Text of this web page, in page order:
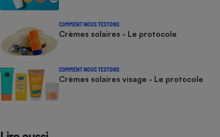
COMMENT NOUS TESTONS
Crèmes solaires - Le protocole
COMMENT NOUS TESTONS
Crèmes solaires visage - Le protocole